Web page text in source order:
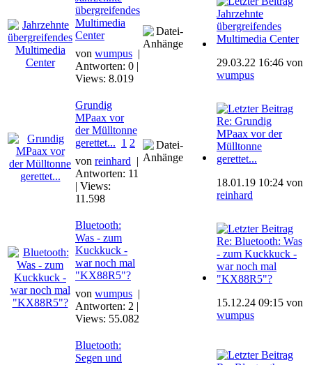
übergreifendes
Multimedia
Center
von wumpus |
Antworten: 0 |
Views: 8.019
Jahrzehnte
übergreifendes
Multimedia Center
29.03.22 16:46 von
wumpus
Grundig
MPaax vor
der Mülltonne
gerettet... 1 2
von reinhard |
Antworten: 11
| Views:
11.598
Re: Grundig
MPaax vor der
Mülltonne
gerettet...
18.01.19 10:24 von
reinhard
Bluetooth:
Was - zum
Kuckkuck -
war noch mal
"KX88R5"?
von wumpus |
Antworten: 2 |
Views: 55.082
Re: Bluetooth: Was
- zum Kuckkuck -
war noch mal
"KX88R5"?
15.12.24 09:15 von
wumpus
Bluetooth:
Segen und